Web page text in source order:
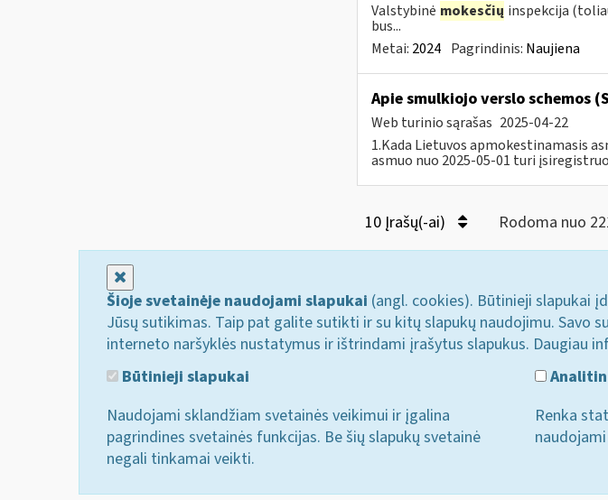
Valstybinė mokesčių inspekcija
bus...
Metai: 2024 Pagrindinis: Naujiena
Apie smulkiojo verslo schemos
Web turinio sąrašas 2025-04-22
1.Kada Lietuvos apmokestinamasis
asmuo nuo 2025-05-01 turi
10 Įrašų(-ai) Rodoma nuo
Šioje svetainėje naudojami slapukai (angl. cookies). Būtinieji slapukai
Jūsų sutikimas. Taip pat galite sutikti ir su kitų slapukų naudojimu. Savo
interneto naršyklės nustatymus ir ištrindami įrašytus slapukus. Daugiau
Būtinieji slapukai
Naudojami sklandžiam svetainės veikimui ir įgalina
pagrindines svetainės funkcijas. Be šių slapukų svetainė
negali tinkamai veikti.
Renka